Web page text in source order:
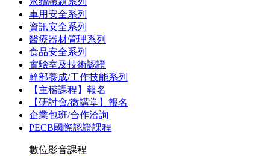
車用安全系列
資訊安全系列
醫療器材管理系列
食品安全系列
實驗室及技術認證
幹部養成/工作技能系列
【主稽課程】報名
【研討會/微講堂】報名
企業包班/合作洽詢
PECB國際認證課程
數位影音課程